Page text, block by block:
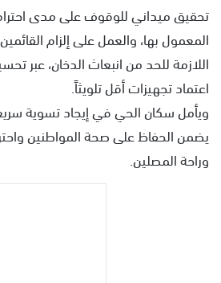
تحقيق ميداني للوقوف على مدى احترام
المعمول بها، والعمل على إلزام القائمين
اللازمة للحد من انبعاث الدخان، عبر
اعتماد تجهيزات أقل تلويثاً.
ويأمل سكان الحي في إيجاد تسوية
يضمن الحفاظ على صحة المواطنين
وراحة المصلين.